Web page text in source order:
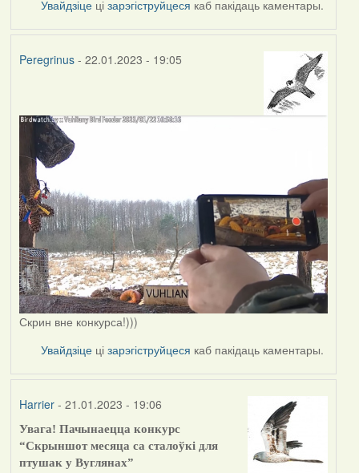
Увайдзіце цізарэгіструйцеся каб пакідаць каментары.
Peregrinus- 22.01.2023 - 19:05
Скрин вне конкурса!)))
Увайдзіце цізарэгіструйцеся каб пакідаць каментары.
Harrier- 21.01.2023 - 19:06
Увага! Пачынаецца конкурс
“Скрыншот месяца са сталоўкі для
птушак у Вуглянах”